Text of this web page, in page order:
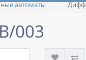
автоматы
003